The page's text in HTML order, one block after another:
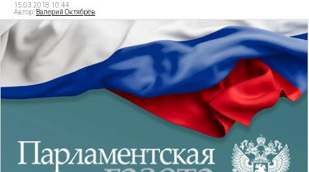
15.03.2018 10:44
Автор: Валерий Октябрёв